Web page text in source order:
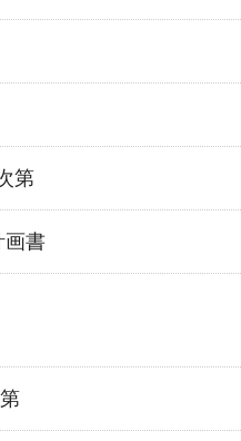
第
画書